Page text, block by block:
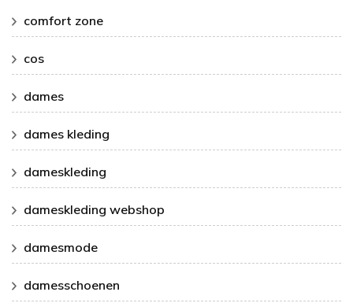
comfort zone
cos
dames
dames kleding
dameskleding
dameskleding webshop
damesmode
damesschoenen